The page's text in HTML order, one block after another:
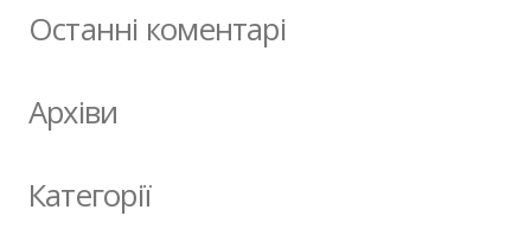
Останні коментарі
Архіви
Категорії